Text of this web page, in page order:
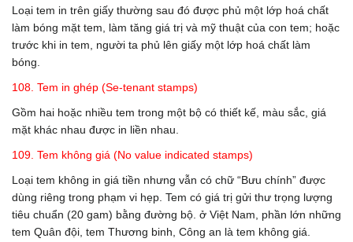
Loại tem in trên giấy thường sau đó được phủ một lớp hoá chất
làm bóng mặt tem, làm tăng giá trị và mỹ thuật của con tem; hoặc
trước khi in tem, người ta phủ lên giấy một lớp hoá chất làm
bóng.
108. Tem in ghép (Se-tenant stamps)
Gồm hai hoặc nhiều tem trong một bộ có thiết kế, màu sắc, giá
mặt khác nhau được in liền nhau.
109. Tem không giá (No value indicated stamps)
Loại tem không in giá tiền nhưng vẫn có chữ “Bưu chính” được
dùng riêng trong phạm vi hẹp. Tem có giá trị gửi thư trọng lượng
tiêu chuẩn (20 gam) bằng đường bộ. ở Việt Nam, phần lớn những
tem Quân đội, tem Thương binh, Công an là tem không giá.